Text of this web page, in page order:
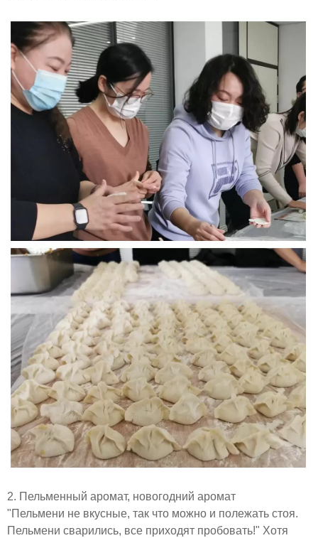
2. Пельменный аромат, новогодний аромат
"Пельмени не вкусные, так что можно и полежать стоя.
Пельмени сварились, все приходят пробовать!" Хотя